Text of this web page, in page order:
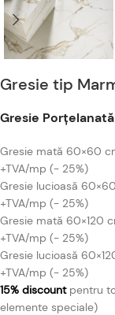
Gresie tip
Gresie
Gresie mată 60×60
+TVA/mp (- 25%)
Gresie lucioasă
+TVA/mp (- 25%)
Gresie mată 60×120
+TVA/mp (- 25%)
Gresie lucioasă
+TVA/mp (- 25%)
15% discountpentru
elemente speciale)